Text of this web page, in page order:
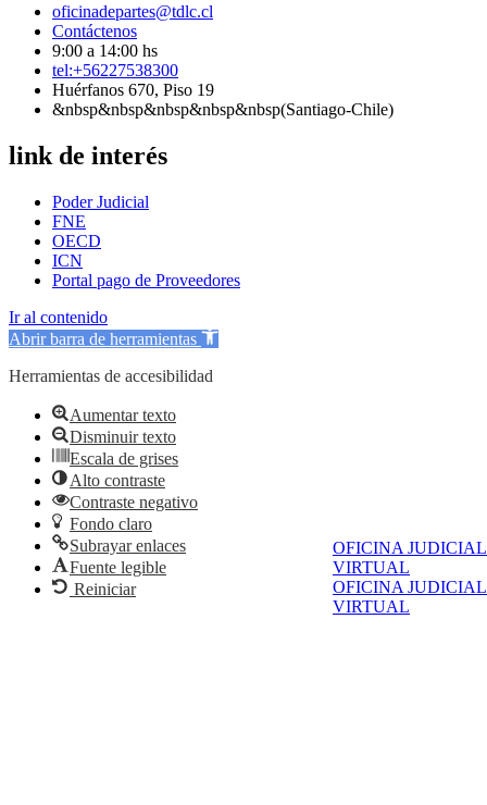
OFICINA JUDICIAL
VIRTUAL
OFICINA JUDICIAL
VIRTUAL
oficinadepartes@tdlc.cl
Contáctenos
9:00 a 14:00 hs
tel:+56227538300
Huérfanos 670, Piso 19
&nbsp&nbsp&nbsp&nbsp&nbsp(Santiago-Chile)
link de interés
Poder Judicial
FNE
OECD
ICN
Portal pago de Proveedores
Ir al contenido
Abrir barra de herramientas
Herramientas de accesibilidad
Aumentar texto
Disminuir texto
Escala de grises
Alto contraste
Contraste negativo
Fondo claro
Subrayar enlaces
Fuente legible
Reiniciar